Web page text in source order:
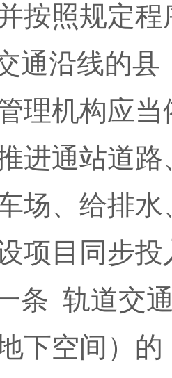
按照规定程
通沿线的县
理机构应
进通站道
场、给排
项目同步投
条 轨道交
下空间）